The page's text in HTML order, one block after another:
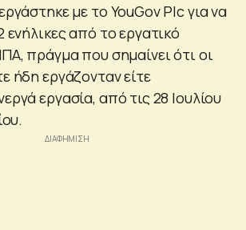
με το YouGov Plc για να
ενήλικες από το εργατικό
πράγμα που σημαίνει ότι οι
ήδη εργάζονταν είτε
εργασία, από τις 28 Ιουλίου